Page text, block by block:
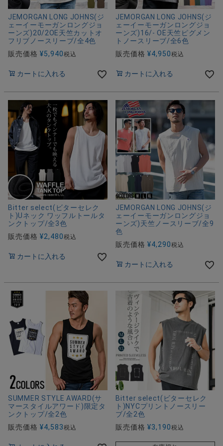
JEMORGAN LONG JOHNS(ジ
ェーイーモーガンロングジョ
ーンズ)20/2OE天竺カットオ
フリブノースリーブ/全4色
販売価格 ¥5,940税込
カートに入れる
JEMORGAN LONG JOHNS(ジ
ェーイーモーガンロングジョ
ーンズ)16/- OE天竺ピグメン
トノースリーブ/全6色
販売価格 ¥4,950税込
カートに入れる
Bitter select(ビターセレク
ト)Uネック ワッフルトールタ
ンクトップ/全3色
販売価格 ¥2,480税込
カートに入れる
JEMORGAN LONG JOHNS(ジ
ェーイーモーガンロングジョ
ーンズ)天竺ノースリーブ/全9
色
販売価格 ¥4,290税込
カートに入れる
SUMMER STYLE AWARD(サ
マースタイルアワード)限定タ
ンクトップ/全2色
販売価格 ¥4,583税込
Bitter select(ビターセレク
ト)NYCプリントノースリー
ブ/全2色
販売価格 ¥3,190税込